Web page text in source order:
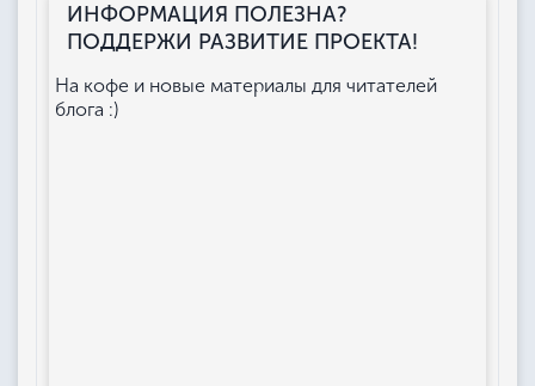
ИНФОРМАЦИЯ ПОЛЕЗНА?
ПОДДЕРЖИ РАЗВИТИЕ ПРОЕКТА!
На кофе и новые материалы для читателей
блога :)